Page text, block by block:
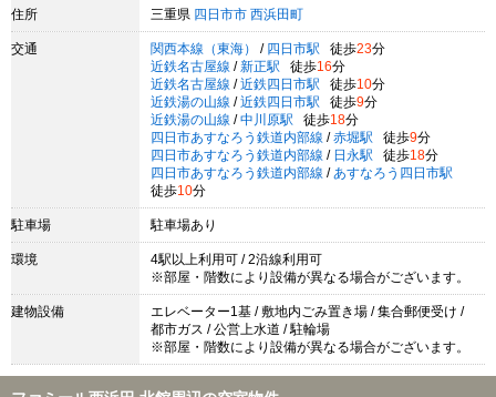
住所 三重県 四日市市 西浜田町
交通 関西本線（東海） / 四日市駅 徒歩23分
近鉄名古屋線 / 新正駅 徒歩16分
近鉄名古屋線 / 近鉄四日市駅 徒歩10分
近鉄湯の山線 / 近鉄四日市駅 徒歩9分
近鉄湯の山線 / 中川原駅 徒歩18分
四日市あすなろう鉄道内部線 / 赤堀駅 徒歩9分
四日市あすなろう鉄道内部線 / 日永駅 徒歩18分
四日市あすなろう鉄道内部線 / あすなろう四日市駅
徒歩10分
駐車場 駐車場あり
環境
4駅以上利用可 / 2沿線利用可
※部屋・階数により設備が異なる場合がございます。
建物設備
エレベーター1基 / 敷地内ごみ置き場 / 集合郵便受け /
都市ガス / 公営上水道 / 駐輪場
※部屋・階数により設備が異なる場合がございます。